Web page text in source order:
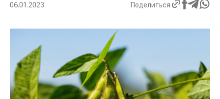
06.01.2023 Поделиться